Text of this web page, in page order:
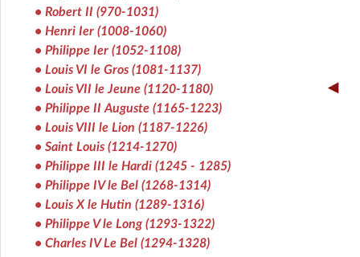
• Robert II (970-1031)
• Henri Ier (1008-1060)
• Philippe Ier (1052-1108)
• Louis VI le Gros (1081-1137)
• Louis VII le Jeune (1120-1180)
• Philippe II Auguste (1165-1223)
• Louis VIII le Lion (1187-1226)
• Saint Louis (1214-1270)
• Philippe III le Hardi (1245 - 1285)
• Philippe IV le Bel (1268-1314)
• Louis X le Hutin (1289-1316)
• Philippe V le Long (1293-1322)
• Charles IV Le Bel (1294-1328)